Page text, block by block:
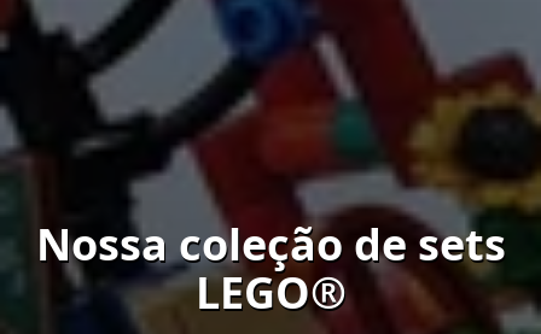
Nossa coleção de sets
LEGO®